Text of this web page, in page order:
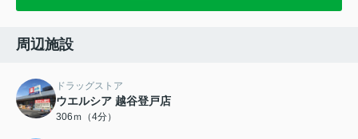
周辺施設
ドラッグストア
ウエルシア 越谷登戸店
306ｍ（4分）